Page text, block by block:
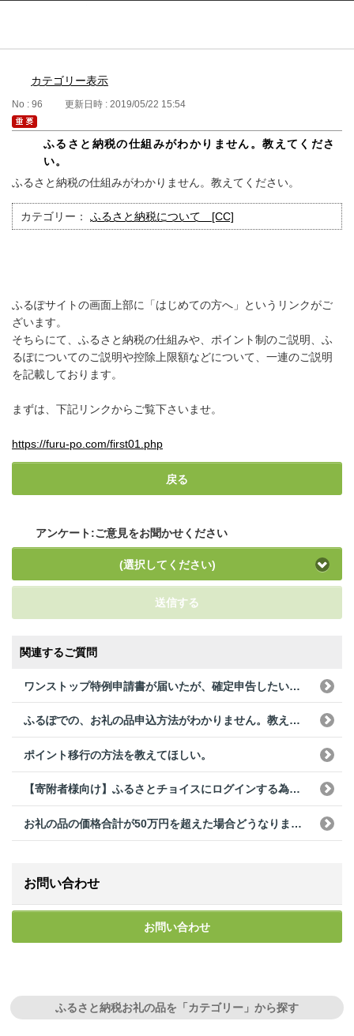
ふるぽ featuring ふるさとチョイスはじめて
カテゴリー表示
No : 96 更新日時 : 2019/05/22 15:54
ふるさと納税の仕組みがわかりません。教えてくださ
い。
ふるさと納税の仕組みがわかりません。教えてください。
カテゴリー： ふるさと納税について [CC]
ふるぽサイトの画面上部に「はじめての方へ」というリンクがご
ざいます。
そちらにて、ふるさと納税の仕組みや、ポイント制のご説明、ふ
るぽについてのご説明や控除上限額などについて、一連のご説明
を記載しております。
まずは、下記リンクからご覧下さいませ。
https://furu-po.com/first01.php
戻る
アンケート:ご意見をお聞かせください
(選択してください)
送信する
関連するご質問
ワンストップ特例申請書が届いたが、確定申告したい。問題ないか？
ふるぽでの、お礼の品申込方法がわかりません。教えて下さい。
ポイント移行の方法を教えてほしい。
【寄附者様向け】ふるさとチョイスにログインする為のパスワードがわからない。
お礼の品の価格合計が50万円を超えた場合どうなりますか。
お問い合わせ
お問い合わせ
ふるさと納税お礼の品を「カテゴリー」から探す